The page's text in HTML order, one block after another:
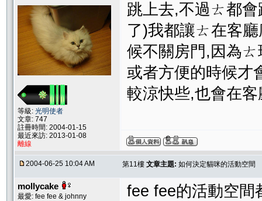
等級: 光明使者
文章: 747
註冊時間: 2004-01-15
最近來訪: 2013-01-08
離線
跳上去,不過ㄊ都
了)我都讓ㄊ在客
候不關房門,因為
或者方便的時候才
較涼快些,也會在
2004-06-25 10:04 AM 第11樓 文章主題: 如何決定貓咪的活動空間
mollycake
最愛: fee fee & johnny
fee fee的活動空間